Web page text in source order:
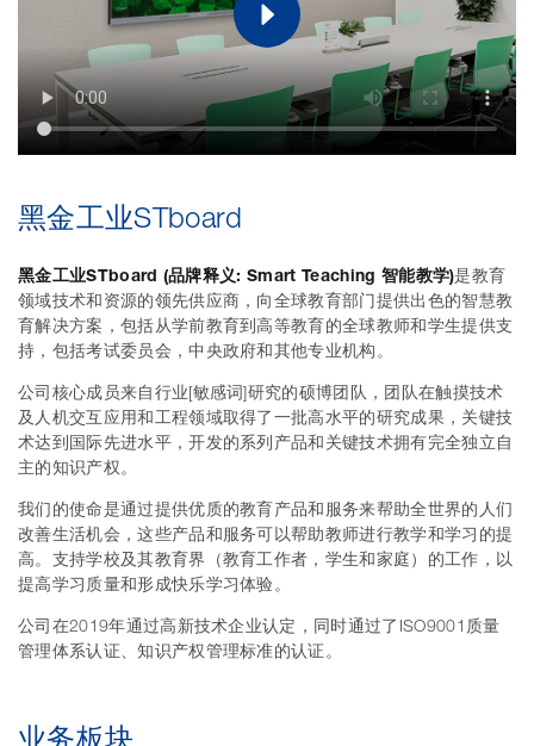
黑金工业STboard
黑金工业STboard (品牌释义: Smart Teaching 智能教学)是教育
领域技术和资源的领先供应商，向全球教育部门提供出色的智慧教
育解决方案，包括从学前教育到高等教育的全球教师和学生提供支
持，包括考试委员会，中央政府和其他专业机构。
公司核心成员来自行业[敏感词]研究的硕博团队，团队在触摸技术
及人机交互应用和工程领域取得了一批高水平的研究成果，关键技
术达到国际先进水平，开发的系列产品和关键技术拥有完全独立自
主的知识产权。
我们的使命是通过提供优质的教育产品和服务来帮助全世界的人们
改善生活机会，这些产品和服务可以帮助教师进行教学和学习的提
高。支持学校及其教育界（教育工作者，学生和家庭）的工作，以
提高学习质量和形成快乐学习体验。
公司在2019年通过高新技术企业认定，同时通过了ISO9001质量
管理体系认证、知识产权管理标准的认证。